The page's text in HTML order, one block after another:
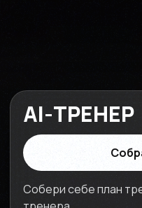
AI-ТРЕНЕР
Собери себе план